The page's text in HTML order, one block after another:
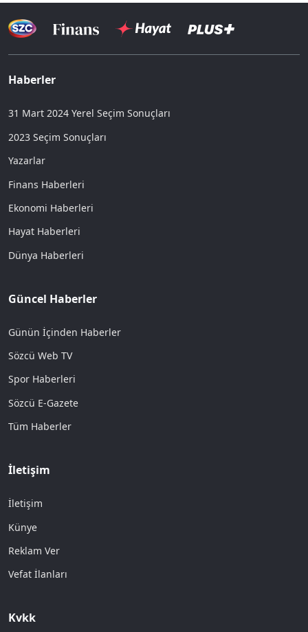
Haberler
31 Mart 2024 Yerel Seçim Sonuçları
2023 Seçim Sonuçları
Yazarlar
Finans Haberleri
Ekonomi Haberleri
Hayat Haberleri
Dünya Haberleri
Güncel Haberler
Günün İçinden Haberler
Sözcü Web TV
Spor Haberleri
Sözcü E-Gazete
Tüm Haberler
İletişim
İletişim
Künye
Reklam Ver
Vefat İlanları
Kvkk